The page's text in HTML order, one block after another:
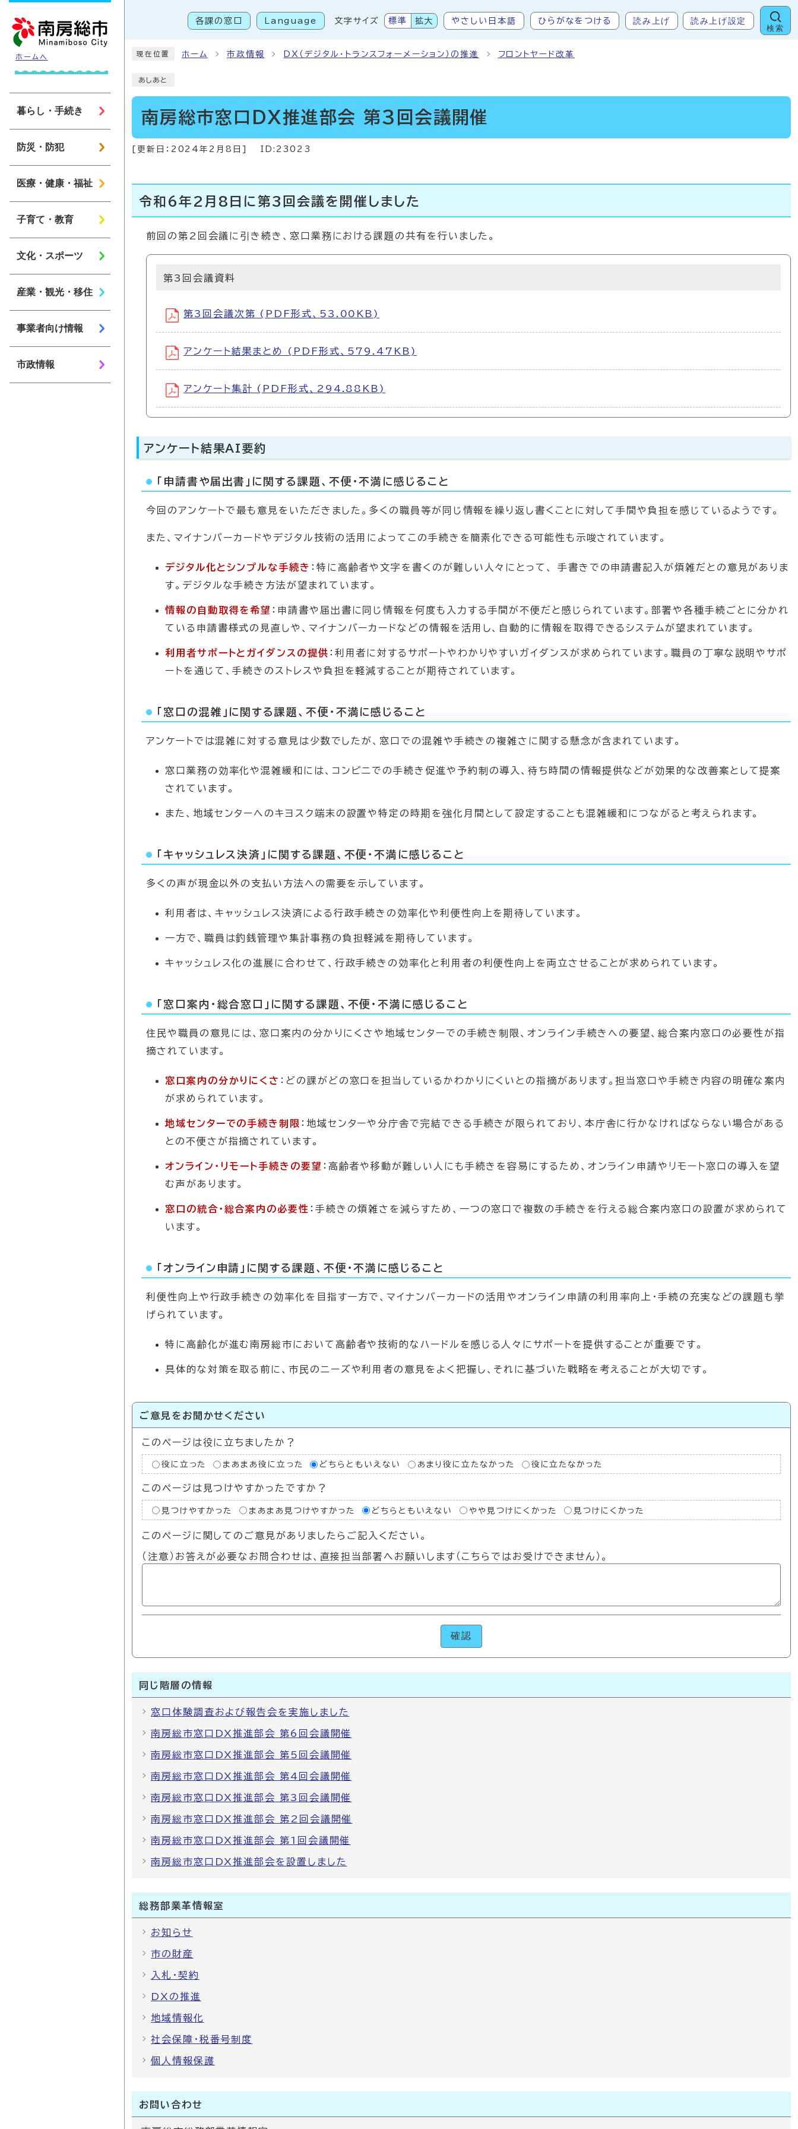
各課の窓口 Language 文字サイズ 標準 拡大 やさしい日本語 ひらがなをつける 読み上げ 読み上げ設定
検索
ホームへ
暮らし・手続き
防災・防犯
医療・健康・福祉
子育て・教育
文化・スポーツ
産業・観光・移住
事業者向け情報
市政情報
現在位置 ホーム 市政情報 DX（デジタル・トランスフォーメーション）の推進 フロントヤード改革
あしあと
南房総市窓口DX推進部会 第3回会議開催
[更新日： 2024年2月8日 ID:23023
令和6年2月8日に第3回会議を開催しました
前回の第2回会議に引き続き、窓口業務における課題の共有を行いました。
第3回会議資料
第3回会議次第 (PDF形式、53.00KB)
アンケート結果まとめ (PDF形式、579.47KB)
アンケート集計 (PDF形式、294.88KB)
アンケート結果AI要約
「申請書や届出書」に関する課題、不便・不満に感じること
今回のアンケートで最も意見をいただきました。多くの職員等が同じ情報を繰り返し書くことに対して手間や負担を感じているようです。
また、マイナンバーカードやデジタル技術の活用によってこの手続きを簡素化できる可能性も示唆されています。
デジタル化とシンプルな手続き ：特に高齢者や文字を書くのが難しい人々にとって、 手書きでの申請書記入が煩雑だとの意見がありま
す。デジタルな手続き方法が望まれています。
情報の自動取得を希望 ：申請書や届出書に同じ情報を何度も入力する手間が不便だと感じられています。部署や各種手続ごとに分かれ
ている申請書様式の見直しや、マイナンバーカードなどの情報を活用し、自動的に情報を取得できるシステムが望まれています。
利用者サポートとガイダンスの提供 ：利用者に対するサポートやわかりやすいガイダンスが求められています。職員の丁寧な説明やサポ
ートを通じて、手続きのストレスや負担を軽減することが期待されています。
「窓口の混雑」に関する課題、不便・不満に感じること
アンケートでは混雑に対する意見は少数でしたが、窓口での混雑や手続きの複雑さに関する懸念が含まれています。
窓口業務の効率化や混雑緩和には、コンビニでの手続き促進や予約制の導入、待ち時間の情報提供などが効果的な改善案として提案
されています。
また、地域センターへのキヨスク端末の設置や特定の時期を強化月間として設定することも混雑緩和につながると考えられます。
「キャッシュレス決済」に関する課題、不便・不満に感じること
多くの声が現金以外の支払い方法への需要を示しています。
利用者は、キャッシュレス決済による行政手続きの効率化や利便性向上を期待しています。
一方で、職員は釣銭管理や集計事務の負担軽減を期待しています。
キャッシュレス化の進展に合わせて、行政手続きの効率化と利用者の利便性向上を両立させることが求められています。
「窓口案内・総合窓口」に関する課題、不便・不満に感じること
住民や職員の意見には、窓口案内の分かりにくさや地域センターでの手続き制限、オンライン手続きへの要望、総合案内窓口の必要性が指
摘されています。
窓口案内の分かりにくさ ：どの課がどの窓口を担当しているかわかりにくいとの指摘があります。担当窓口や手続き内容の明確な案内
が求められています。
地域センターでの手続き制限 ：地域センターや分庁舎で完結できる手続きが限られており、本庁舎に行かなければならない場合がある
との不便さが指摘されています。
オンライン・リモート手続きの要望 ：高齢者や移動が難しい人にも手続きを容易にするため、オンライン申請やリモート窓口の導入を望
む声があります。
窓口の統合・総合案内の必要性 ：手続きの煩雑さを減らすため、一つの窓口で複数の手続きを行える総合案内窓口の設置が求められて
います。
「オンライン申請」に関する課題、不便・不満に感じること
利便性向上や行政手続きの効率化を目指す一方で、マイナンバーカードの活用やオンライン申請の利用率向上・手続の充実などの課題も挙
げられています。
特に高齢化が進む南房総市において高齢者や技術的なハードルを感じる人々にサポートを提供することが重要です。
具体的な対策を取る前に、市民のニーズや利用者の意見をよく把握し、それに基づいた戦略を考えることが大切です。
ご意見をお聞かせください
このページは役に立ちましたか？
役に立った まあまあ役に立った どちらともいえない あまり役に立たなかった 役に立たなかった
このページは見つけやすかったですか？
見つけやすかった まあまあ見つけやすかった どちらともいえない やや見つけにくかった 見つけにくかった
このページに関してのご意見がありましたらご記入ください。
（注意）お答えが必要なお問合わせは、直接担当部署へお願いします（こちらではお受けできません）。
確認
同じ階層の情報
窓口体験調査および報告会を実施しました
南房総市窓口DX推進部会 第6回会議開催
南房総市窓口DX推進部会 第5回会議開催
南房総市窓口DX推進部会 第4回会議開催
南房総市窓口DX推進部会 第3回会議開催
南房総市窓口DX推進部会 第2回会議開催
南房総市窓口DX推進部会 第1回会議開催
南房総市窓口DX推進部会を設置しました
総務部業革情報室
お知らせ
市の財産
入札・契約
DXの推進
地域情報化
社会保障・税番号制度
個人情報保護
お問い合わせ